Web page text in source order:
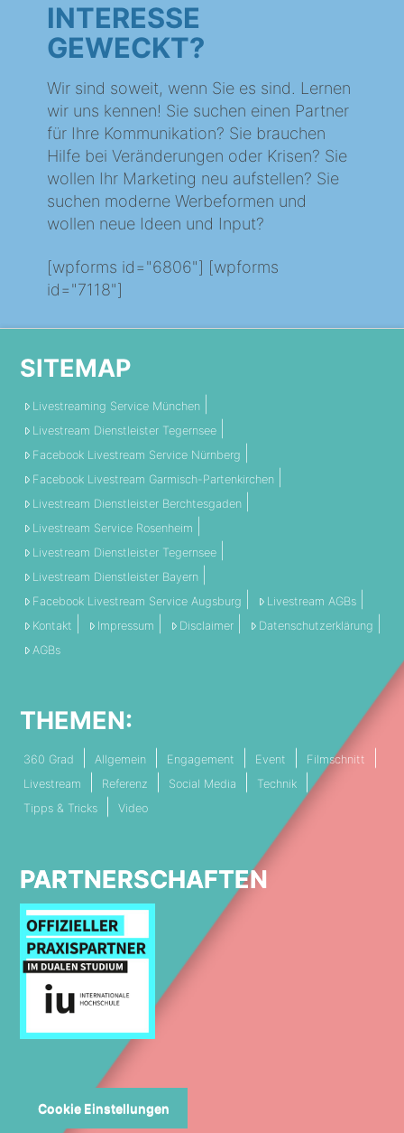
INTERESSE
GEWECKT?
Wir sind soweit, wenn Sie es sind. Lernen
wir uns kennen! Sie suchen einen Partner
für Ihre Kommunikation? Sie brauchen
Hilfe bei Veränderungen oder Krisen? Sie
wollen Ihr Marketing neu aufstellen? Sie
suchen moderne Werbeformen und
wollen neue Ideen und Input?
[wpforms id="6806"] [wpforms
id="7118"]
SITEMAP
Livestreaming Service München
Livestream Dienstleister Tegernsee
Facebook Livestream Service Nürnberg
Facebook Livestream Garmisch-Partenkirchen
Livestream Dienstleister Berchtesgaden
Livestream Service Rosenheim
Livestream Dienstleister Tegernsee
Livestream Dienstleister Bayern
Facebook Livestream Service Augsburg
Livestream AGBs
Kontakt
Impressum Disclaimer
Datenschutzerklärung
AGBs
THEMEN:
360 Grad Allgemein Engagement Event
Filmschnitt
Livestream
Referenz Social Media
Technik
Tipps & Tricks
Video
PARTNERSCHAFTEN
Cookie Einstellungen